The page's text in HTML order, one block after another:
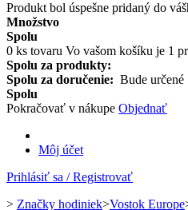
Produkt bol úspešne pridaný do
Množstvo
Spolu
0 ks tovaru Vo vašom košíku je 1
Spolu za produkty:
Spolu za doručenie: Bude určené
Spolu
Pokračovať v nákupe Objednať
Môj účet
Prihlásiť sa / Registrovať
> Značky hodiniek>Vostok Europe